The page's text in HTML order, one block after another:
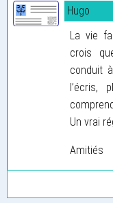
Hugo
La vie
crois
conduit
l’écris,
Un vrai
Amitiés